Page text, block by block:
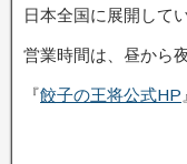
日本全国に展開して
営業時間は、昼から
『餃子の王将公式HP